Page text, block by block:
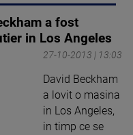
a fost
in Los Angeles
27-10-2013 | 13:03
David Beckham
a lovit o masina
in Los Angeles,
in timp ce se